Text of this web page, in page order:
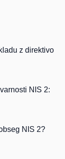
z direktivo
NIS 2:
NIS 2?